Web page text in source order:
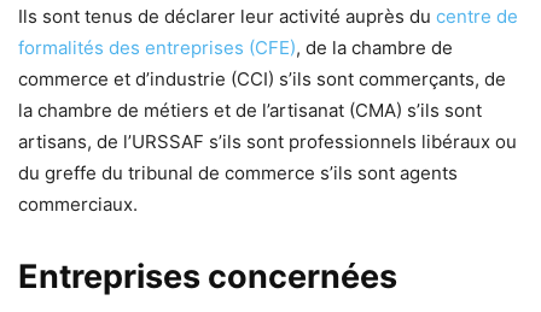
Ils sont tenus de déclarer leur activité auprès du centre de
formalités des entreprises (CFE), de la chambre de
commerce et d’industrie (CCI) s’ils sont commerçants, de
la chambre de métiers et de l’artisanat (CMA) s’ils sont
artisans, de l’URSSAF s’ils sont professionnels libéraux ou
du greffe du tribunal de commerce s’ils sont agents
commerciaux.
Entreprises concernées